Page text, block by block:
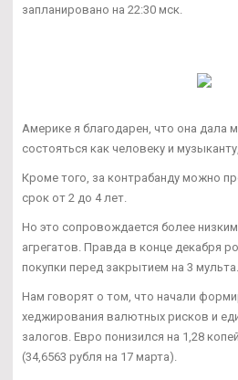
запланировано на 22:30 мск.
Америке я благодарен, что она дала
состояться как человеку и
Кроме того, за контрабанду можно
срок от 2 до 4 лет.
Но это сопровождается более
агрегатов. Правда в конце декабря
покупки перед закрытием на 3 мульта.
Нам говорят о том, что начали
хеджирования валютных рисков и
залогов. Евро понизился на 1,28
(34,6563 рубля на 17 марта).